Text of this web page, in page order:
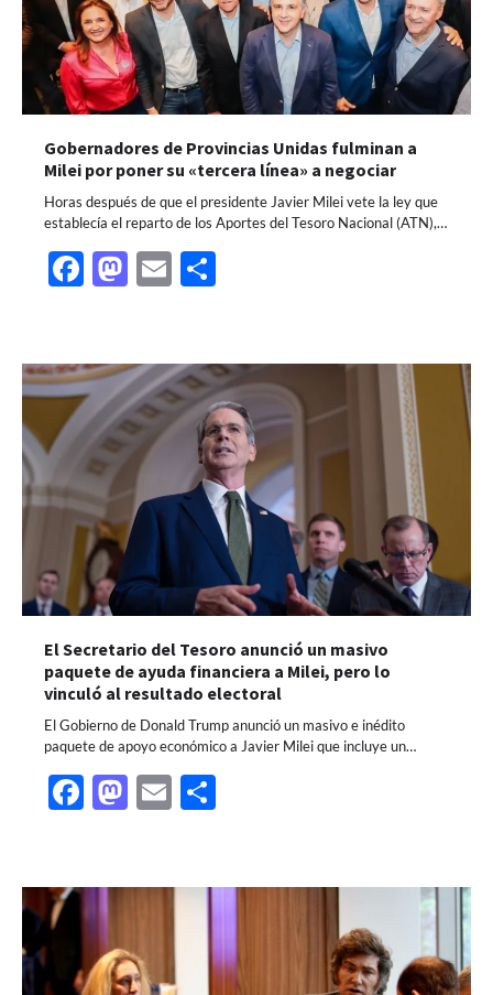
Gobernadores de Provincias Unidas fulminan a
Milei por poner su «tercera línea» a negociar
Horas después de que el presidente Javier Milei vete la ley que
establecía el reparto de los Aportes del Tesoro Nacional (ATN),…
Facebook
Mastodon
Email
El Secretario del Tesoro anunció un masivo
paquete de ayuda financiera a Milei, pero lo
vinculó al resultado electoral
El Gobierno de Donald Trump anunció un masivo e inédito
paquete de apoyo económico a Javier Milei que incluye un…
Facebook
Mastodon
Email